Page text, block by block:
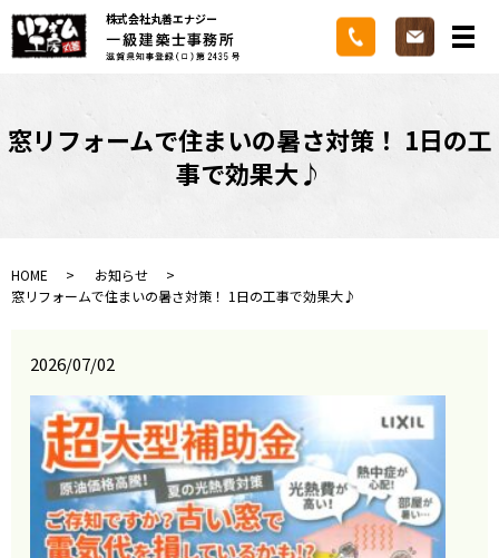
メ
株式会社丸善エナジー
窓リフォームで住まいの暑さ対策！ 1日の工
事で効果大♪
HOME
お知らせ
窓リフォームで住まいの暑さ対策！ 1日の工事で効果大♪
2026/07/02